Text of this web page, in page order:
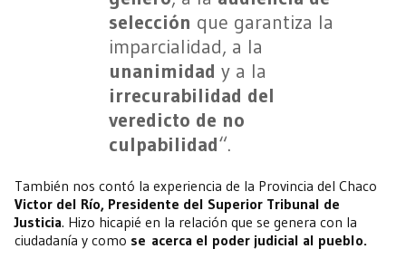
selección que garantiza la
imparcialidad, a la
unanimidad y a la
irrecurabilidad del
veredicto de no
culpabilidad“.
También nos contó la experiencia de la Provincia del Chaco
Victor del Río, Presidente del Superior Tribunal de
Justicia. Hizo hicapié en la relación que se genera con la
ciudadanía y como se acerca el poder judicial al pueblo.